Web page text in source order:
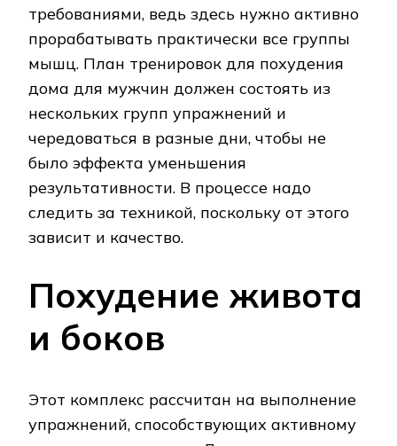
требованиями, ведь здесь нужно активно
прорабатывать практически все группы
мышц. План тренировок для похудения
дома для мужчин должен состоять из
нескольких групп упражнений и
чередоваться в разные дни, чтобы не
было эффекта уменьшения
результативности. В процессе надо
следить за техникой, поскольку от этого
зависит и качество.
Похудение живота
и боков
Этот комплекс рассчитан на выполнение
упражнений, способствующих активному